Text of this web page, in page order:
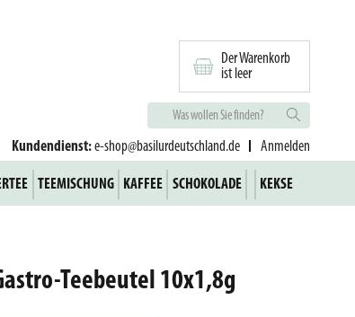
Der Warenkorb
ist leer
Kundendienst:e-shop@basilurdeutschland.de Anmelden
TEEMISCHUNG KAFFEE SCHOKOLADE KEKSE
Teebeutel 10x1,8g